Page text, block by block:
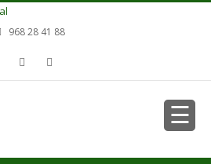
968 28 41 88